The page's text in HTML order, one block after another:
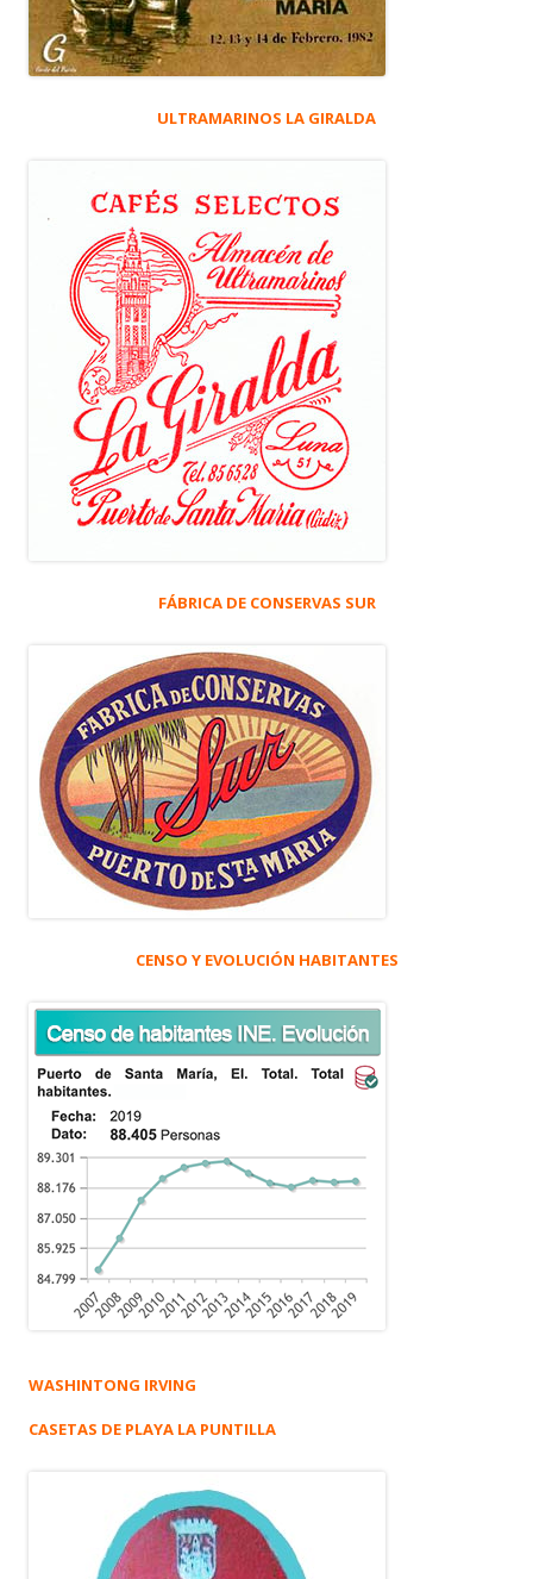
ULTRAMARINOS LA GIRALDA
FÁBRICA DE CONSERVAS SUR
CENSO Y EVOLUCIÓN HABITANTES
WASHINTONG IRVING
CASETAS DE PLAYA LA PUNTILLA